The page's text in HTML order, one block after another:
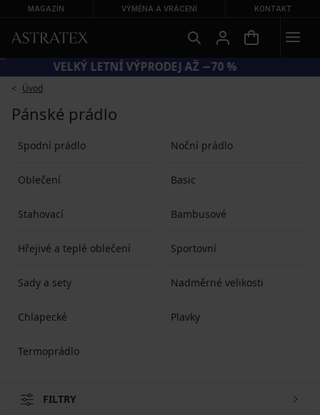
MAGAZÍN VÝMĚNA A VRÁCENÍ KONTAKT
VELKÝ LETNÍ VÝPRODEJ AŽ −70 %
Úvod
Pánské prádlo
Spodní prádlo Noční prádlo
Oblečení Basic
Stahovací Bambusové
Hřejivé a teplé oblečení Sportovní
Sady a sety Nadměrné velikosti
Chlapecké Plavky
Termoprádlo
FILTRY